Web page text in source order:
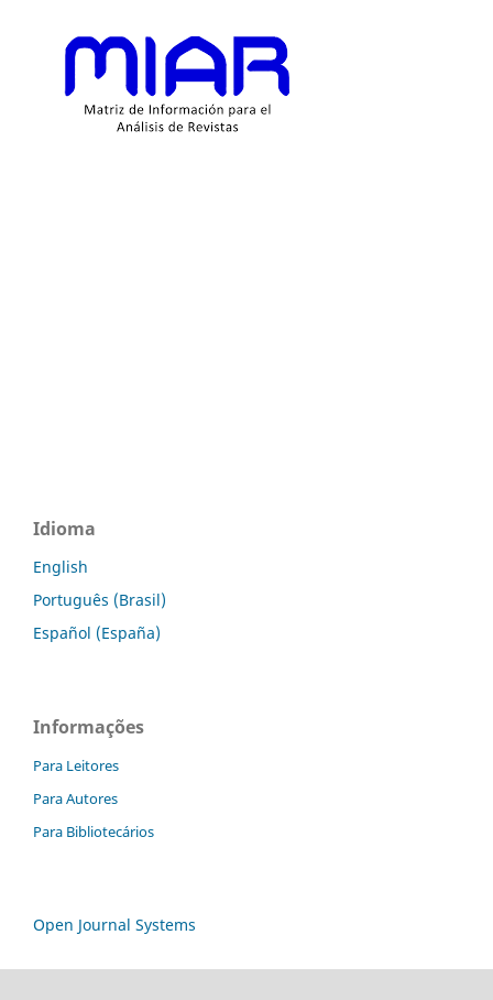
Idioma
English
Português (Brasil)
Español (España)
Informações
Para Leitores
Para Autores
Para Bibliotecários
Open Journal Systems